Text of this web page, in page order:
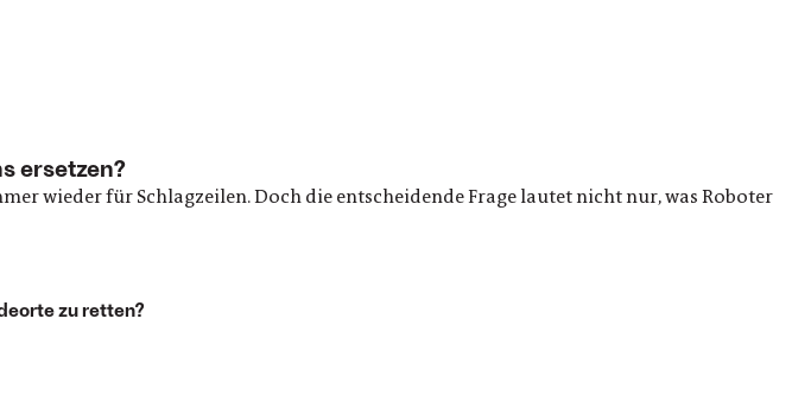
ersetzen?
wieder für Schlagzeilen. Doch die entscheidende Frage lautet nicht nur, was Roboter
zu retten?